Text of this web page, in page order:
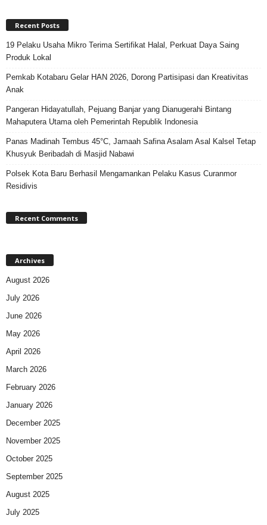
Recent Posts
19 Pelaku Usaha Mikro Terima Sertifikat Halal, Perkuat Daya Saing
Produk Lokal
Pemkab Kotabaru Gelar HAN 2026, Dorong Partisipasi dan Kreativitas
Anak
Pangeran Hidayatullah, Pejuang Banjar yang Dianugerahi Bintang
Mahaputera Utama oleh Pemerintah Republik Indonesia
Panas Madinah Tembus 45°C, Jamaah Safina Asalam Asal Kalsel Tetap
Khusyuk Beribadah di Masjid Nabawi
Polsek Kota Baru Berhasil Mengamankan Pelaku Kasus Curanmor
Residivis
Recent Comments
Archives
August 2026
July 2026
June 2026
May 2026
April 2026
March 2026
February 2026
January 2026
December 2025
November 2025
October 2025
September 2025
August 2025
July 2025